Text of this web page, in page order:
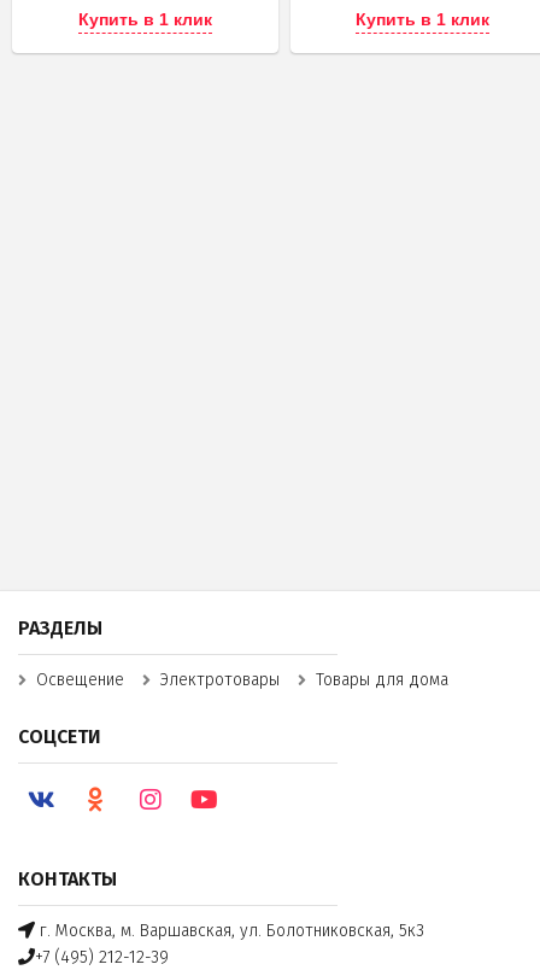
Купить в 1 клик Купить в 1 клик
КОНТАКТЫ
г. Москва, м. Варшавская, ул. Болотниковская, 5к3
+7 (495) 212-12-39
РАЗДЕЛЫ
Освещение Электротовары Товары для дома
СОЦСЕТИ